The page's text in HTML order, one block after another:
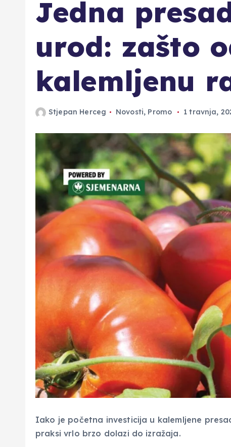
Jedna
urod: zašto
kalemljenu
Stjepan Herceg Novosti, Promo 1 travnja,
Iako je početna investicija u kalemljene
praksi vrlo brzo dolazi do izražaja.